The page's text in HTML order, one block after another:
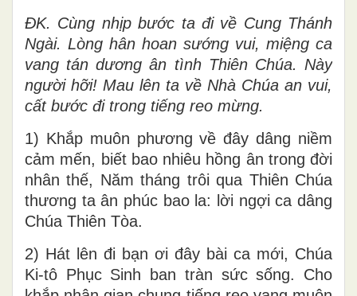
ĐK. Cùng nhịp bước ta đi về Cung Thánh
Ngài. Lòng hân hoan sướng vui, miệng ca
vang tán dương ân tình Thiên Chúa. Này
người hỡi! Mau lên ta về Nhà Chúa an vui,
cất bước đi trong tiếng reo mừng.
1) Khắp muôn phương về đây dâng niềm
cảm mến, biết bao nhiêu hồng ân trong đời
nhân thế, Năm tháng trôi qua Thiên Chúa
thương ta ân phúc bao la: lời ngợi ca dâng
Chúa Thiên Tòa.
2) Hát lên đi bạn ơi đây bài ca mới, Chúa
Ki-tô Phục Sinh ban tràn sức sống. Cho